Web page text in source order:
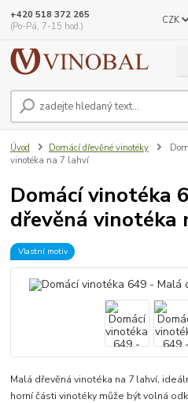
CZK
+420 518 372 265
(Po-Pá, 7-15 hod.)
Úvod Domácí dřevěné vinotéky
vinotéka na 7 lahví
Domácí vinotéka
dřevěná vinotéka
Vlastní motiv
Malá dřevěná vinotéka na 7 lahví,
horní části vinotéky může být volná